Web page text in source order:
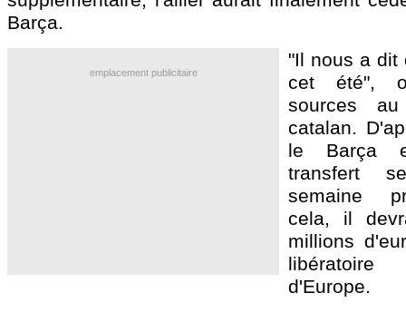
Barça.
emplacement publicitaire
"Il nous a dit
cet été",
sources
catalan.
le Barça
transfert
semaine
cela, il
millions
libératoire
d'Europe.